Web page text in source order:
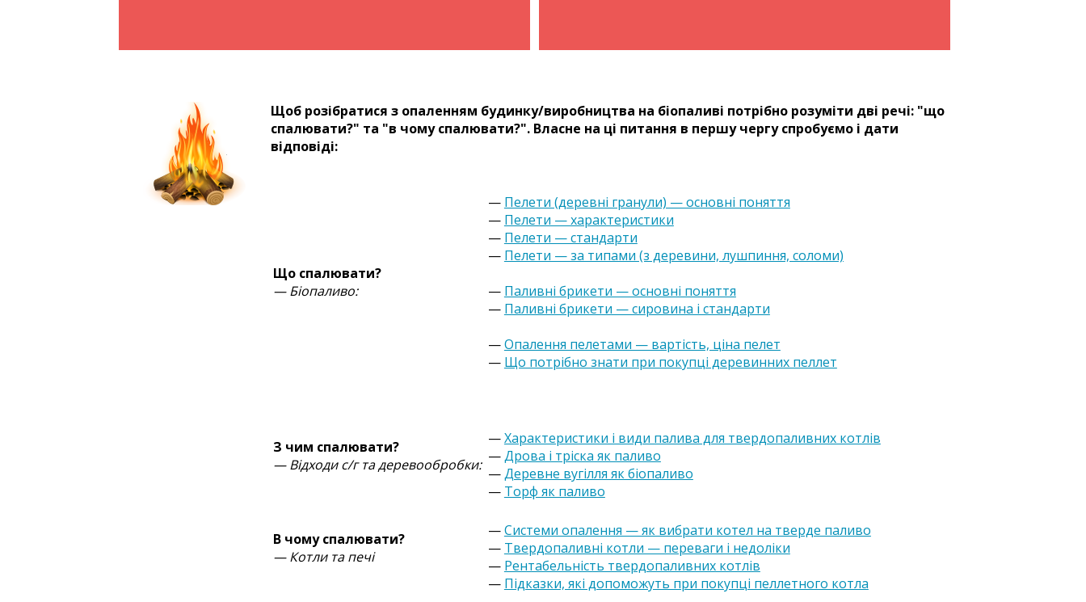
Щоб розібратися з опаленням будинку/виробництва на біопаливі потрібно розуміти дві речі: "що
спалювати?" та "в чому спалювати?". Власне на ці питання в першу чергу спробуємо і дати
відповіді:
Що спалювати?
— Біопаливо:
— Пелети (деревні гранули) — основні поняття
— Пелети — характеристики
— Пелети — стандарти
— Пелети — за типами (з деревини, лушпиння, соломи)
— Паливні брикети — основні поняття
— Паливні брикети — сировина і стандарти
—Опалення пелетами — вартість, ціна пелет
— Що потрібно знати при покупці деревинних пеллет
З чим спалювати?
— Відходи с/г та деревообробки:
—Характеристики і види палива для твердопаливних котлів
—Дрова і тріска як паливо
—Деревне вугілля як біопаливо
— Торф як паливо
В чому спалювати?
— Котли та печі
—Системи опалення — як вибрати котел на тверде паливо
— Твердопаливні котли — переваги і недоліки
— Рентабельність твердопаливних котлів
— Підказки, які допоможуть при покупці пеллетного котла